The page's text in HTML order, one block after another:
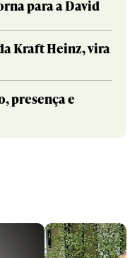
para a David
Kraft Heinz, vira
presença e